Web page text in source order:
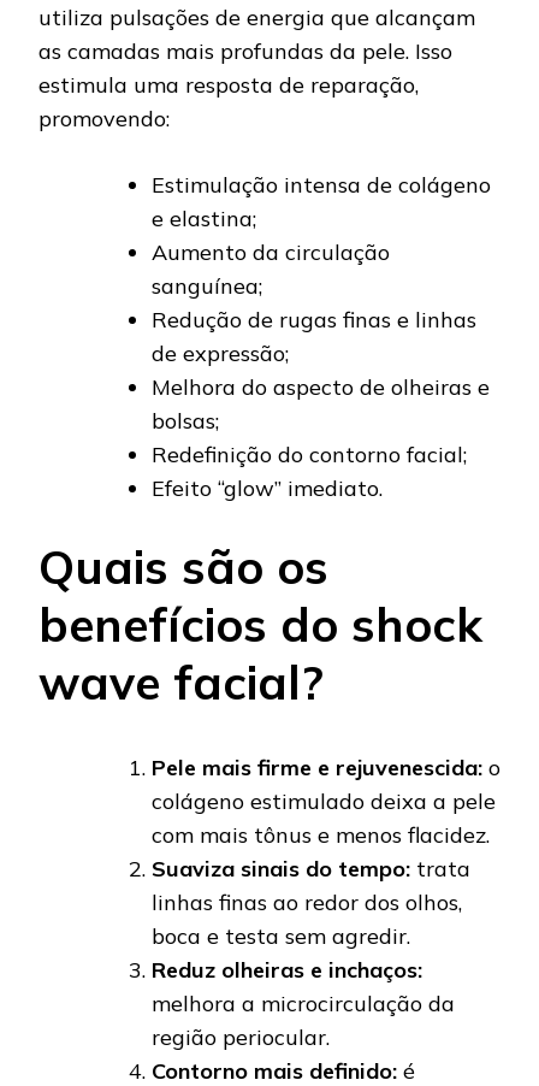
utiliza pulsações de energia que alcançam
as camadas mais profundas da pele. Isso
estimula uma resposta de reparação,
promovendo:
Estimulação intensa de colágeno
e elastina;
Aumento da circulação
sanguínea;
Redução de rugas finas e linhas
de expressão;
Melhora do aspecto de olheiras e
bolsas;
Redefinição do contorno facial;
Efeito “glow” imediato.
Quais são os
benefícios do shock
wave facial?
Pele mais firme e rejuvenescida: o
colágeno estimulado deixa a pele
com mais tônus e menos flacidez.
Suaviza sinais do tempo: trata
linhas finas ao redor dos olhos,
boca e testa sem agredir.
Reduz olheiras e inchaços:
melhora a microcirculação da
região periocular.
Contorno mais definido: é